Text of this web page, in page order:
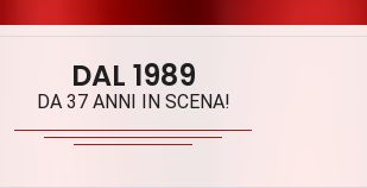
DAL 1989
DA 37 ANNI IN SCENA!